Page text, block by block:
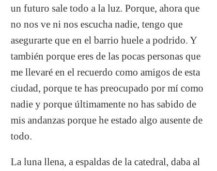
un futuro sale todo a la luz. Porque, ahora que
no nos ve ni nos escucha nadie, tengo que
asegurarte que en el barrio huele a podrido. Y
también porque eres de las pocas personas que
me llevaré en el recuerdo como amigos de esta
ciudad, porque te has preocupado por mí como
nadie y porque últimamente no has sabido de
mis andanzas porque he estado algo ausente de
todo.
La luna llena, a espaldas de la catedral, daba al